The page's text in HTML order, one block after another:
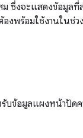
ม ซึ่งจะแสดงข้อมูล
พร้อมใช้งานในช่ว
รับข้อมูลแผงหน้าปัด